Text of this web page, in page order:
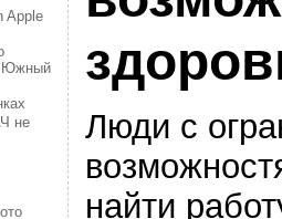
Apple
Южный
не
Люди с
найти